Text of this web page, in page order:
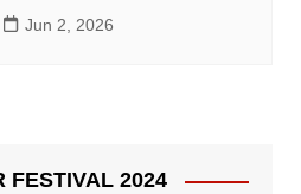
Jun 2, 2026
FESTIVAL 2024